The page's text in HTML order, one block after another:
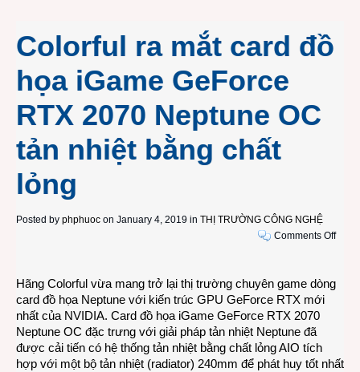
Colorful ra mắt card đồ
họa iGame GeForce
RTX 2070 Neptune OC
tản nhiệt bằng chất
lỏng
Posted by phphuoc on January 4, 2019 in THỊ TRƯỜNG CÔNG NGHỆ
Comments Offon
mắt
Hãng Colorful vừa mang trở lại thị trường chuyên game dòng
card đồ họa Neptune với kiến trúc GPU GeForce RTX mới
nhất của NVIDIA. Card đồ họa iGame GeForce RTX 2070
Neptune OC đặc trưng với giải pháp tản nhiệt Neptune đã
được cải tiến có hệ thống tản nhiệt bằng chất lỏng AIO tích
hợp với một bộ tản nhiệt (radiator) 240mm để phát huy tốt nhất